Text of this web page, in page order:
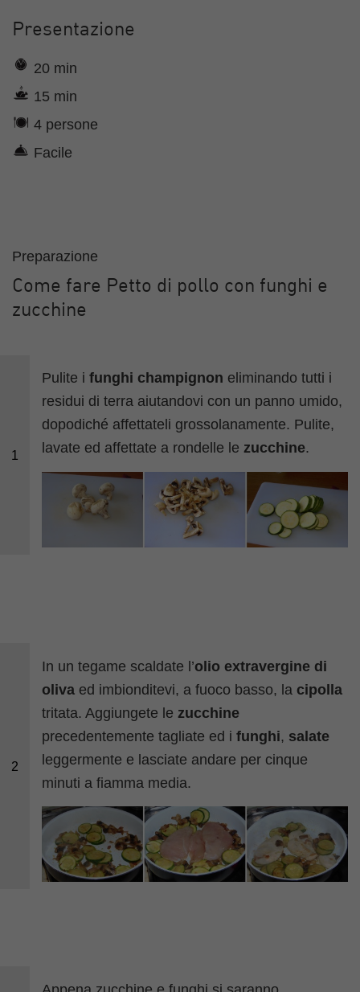
Presentazione
20 min
15 min
4 persone
Facile
Preparazione
Come fare Petto di pollo con funghi e
zucchine
1
Pulite ifunghi champignon eliminando tutti i
residui di terra aiutandovi con un panno umido,
dopodiché affettateli grossolanamente. Pulite,
lavate ed affettate a rondelle lezucchine.
2
In un tegame scaldate l’olio extravergine di
oliva ed imbionditevi, a fuoco basso, la cipolla
tritata. Aggiungete le zucchine
precedentemente tagliate ed ifunghi, salate
leggermente e lasciate andare per cinque
minuti a fiamma media.